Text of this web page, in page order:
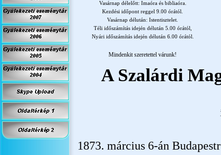
Vasárnap délelőtt: Imaóra és bibliaóra.
Kezdési időpont reggel 9.00 órától.
Vasárnap délután: Istentisztelet.
Téli időszámítás idején délután 5.00 órától,
Nyári időszámítás idején délután 6.00 órától.
Mindenkit szeretettel várunk!
A Szalárdi
1873. március 6-án